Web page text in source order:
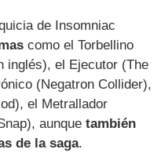
de Insomniac
como el Torbellino
inglés), el Ejecutor (The
(Negatron Collider),
el Metrallador
aunquetambién
de la saga.